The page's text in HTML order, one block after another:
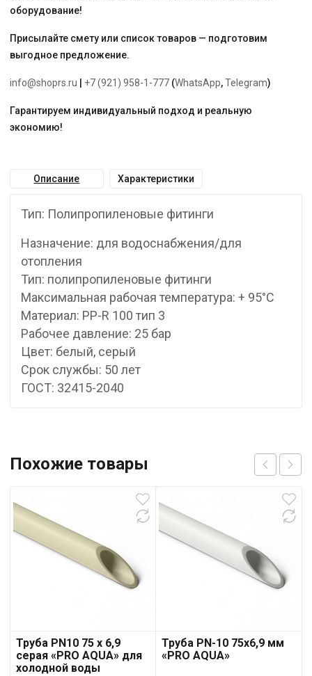
оборудование!
Присылайте смету или список товаров — подготовим
выгодное предложение.
info@shoprs.ru +7 (921) 958-1-777 (WhatsApp,Telegram)
Гарантируем индивидуальный подход и реальную
экономию!
Описание Характеристики
Тип: Полипропиленовые фитинги
Назначение: для водоснабжения/для
отопления
Тип: полипропиленовые фитинги
Максимальная рабочая температура: + 95°С
Материал: PP-R 100 тип 3
Рабочее давление: 25 бар
Цвет: белый, серый
Срок службы: 50 лет
ГОСТ: 32415-2040
Похожие товары
Труба PN10 75 x 6,9
серая «PRO AQUA» для
холодной воды
Труба PN-10 75х6,9 мм
«PRO AQUA»